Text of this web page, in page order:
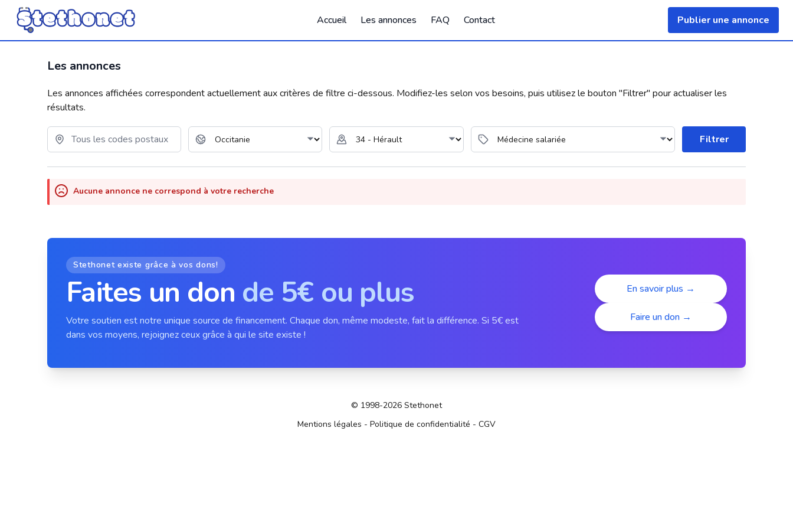
Publier une annonce
Accueil Les annonces FAQ Contact
Les annonces
Les annonces affichées correspondent actuellement aux critères de filtre ci-dessous. Modifiez-les selon vos besoins, puis utilisez le bouton "Filtrer" pour actualiser les
résultats.
Filtrer
Aucune annonce ne correspond à votre recherche
Stethonet existe grâce à vos dons!
Faites un don de 5€ ou plus
Votre soutien est notre unique source de financement. Chaque don, même modeste, fait la différence. Si 5€ est
dans vos moyens, rejoignez ceux grâce à qui le site existe !
En savoir plus →
Faire un don →
© 1998-2026 Stethonet
Mentions légales - Politique de confidentialité - CGV